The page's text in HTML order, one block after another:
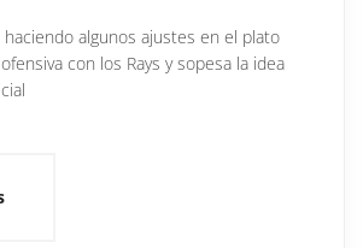
algunos ajustes en el plato
con los Rays y sopesa la idea